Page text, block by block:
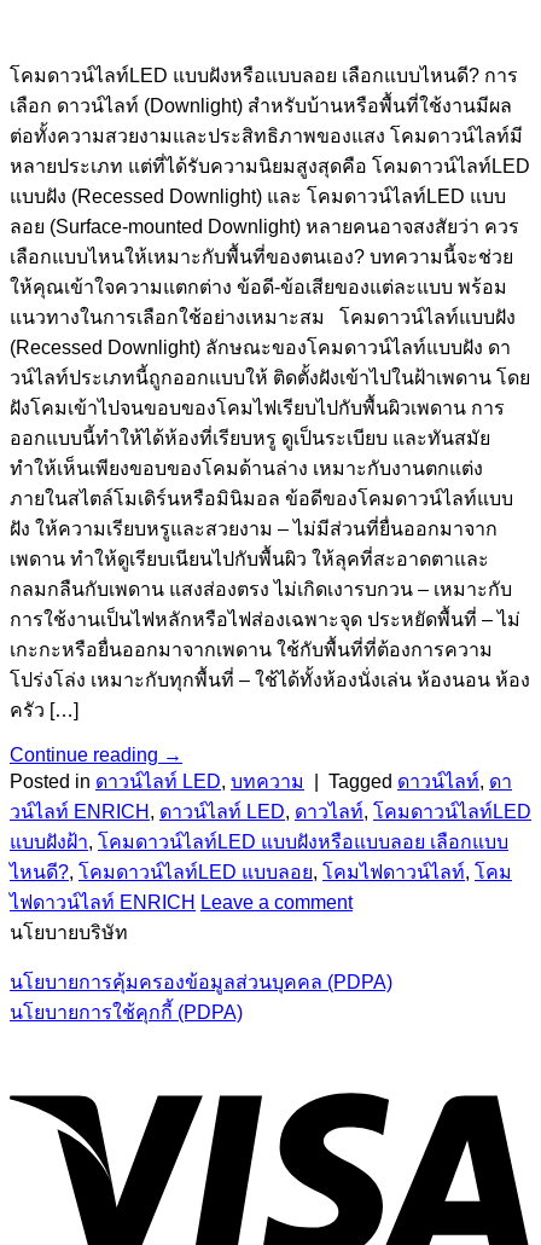
โคมดาวน์ไลท์LED แบบฝังหรือแบบลอย เลือกแบบไหนดี? การ
เลือก ดาวน์ไลท์ (Downlight) สำหรับบ้านหรือพื้นที่ใช้งานมีผล
ต่อทั้งความสวยงามและประสิทธิภาพของแสง โคมดาวน์ไลท์มี
หลายประเภท แต่ที่ได้รับความนิยมสูงสุดคือ โคมดาวน์ไลท์LED
แบบฝัง (Recessed Downlight) และ โคมดาวน์ไลท์LED แบบ
ลอย (Surface-mounted Downlight) หลายคนอาจสงสัยว่า ควร
เลือกแบบไหนให้เหมาะกับพื้นที่ของตนเอง? บทความนี้จะช่วย
ให้คุณเข้าใจความแตกต่าง ข้อดี-ข้อเสียของแต่ละแบบ พร้อม
แนวทางในการเลือกใช้อย่างเหมาะสม โคมดาวน์ไลท์แบบฝัง
(Recessed Downlight) ลักษณะของโคมดาวน์ไลท์แบบฝัง ดา
วน์ไลท์ประเภทนี้ถูกออกแบบให้ ติดตั้งฝังเข้าไปในฝ้าเพดาน โดย
ฝังโคมเข้าไปจนขอบของโคมไฟเรียบไปกับพื้นผิวเพดาน การ
ออกแบบนี้ทำให้ได้ห้องที่เรียบหรู ดูเป็นระเบียบ และทันสมัย
ทำให้เห็นเพียงขอบของโคมด้านล่าง เหมาะกับงานตกแต่ง
ภายในสไตล์โมเดิร์นหรือมินิมอล ข้อดีของโคมดาวน์ไลท์แบบ
ฝัง ให้ความเรียบหรูและสวยงาม – ไม่มีส่วนที่ยื่นออกมาจาก
เพดาน ทำให้ดูเรียบเนียนไปกับพื้นผิว ให้ลุคที่สะอาดตาและ
กลมกลืนกับเพดาน แสงส่องตรง ไม่เกิดเงารบกวน – เหมาะกับ
การใช้งานเป็นไฟหลักหรือไฟส่องเฉพาะจุด ประหยัดพื้นที่ – ไม่
เกะกะหรือยื่นออกมาจากเพดาน ใช้กับพื้นที่ที่ต้องการความ
โปร่งโล่ง เหมาะกับทุกพื้นที่ – ใช้ได้ทั้งห้องนั่งเล่น ห้องนอน ห้อง
ครัว […]
Continue reading →
Posted in ดาวน์ไลท์ LED, บทความ Tagged ดาวน์ไลท์, ดา
วน์ไลท์ ENRICH , ดาวน์ไลท์ LED, ดาวไลท์, โคมดาวน์ไลท์LED
แบบฝังฝ้า, โคมดาวน์ไลท์LED แบบฝังหรือแบบลอย เลือกแบบ
ไหนดี?, โคมดาวน์ไลท์LED แบบลอย, โคมไฟดาวน์ไลท์, โคม
ไฟดาวน์ไลท์ ENRICH Leave a comment
นโยบายบริษัท
นโยบายการคุ้มครองข้อมูลส่วนบุคคล (PDPA)
นโยบายการใช้คุกกี้ (PDPA)